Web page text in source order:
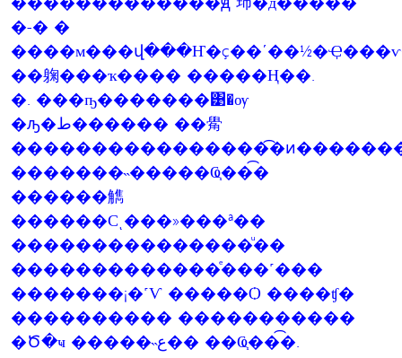
�-� �
��躹���ҡ���� �����Ң��.
�. ���ҧ�������͹�ѹ
�ԡ�ط������ ��觷
�������˵�����Ҩ֧���͡
������觹
������Сͺ���»���ª��
���������������ͧ��
�������������ͤ���˹���
�������¡�˹Ѵ �����Ѻ ����ʧ�
���������� �����������
�Ծ�ҹ �����˵ع�� ��Ҩ֧���͡.